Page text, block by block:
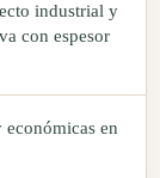
industrial y
con espesor
en